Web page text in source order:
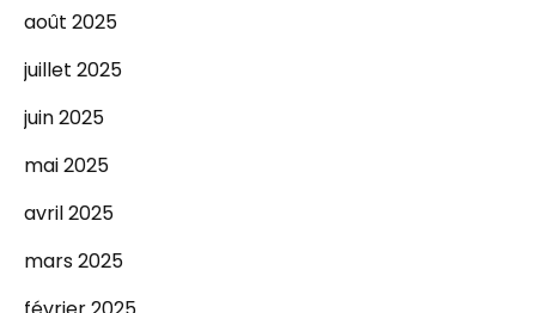
août 2025
juillet 2025
juin 2025
mai 2025
avril 2025
mars 2025